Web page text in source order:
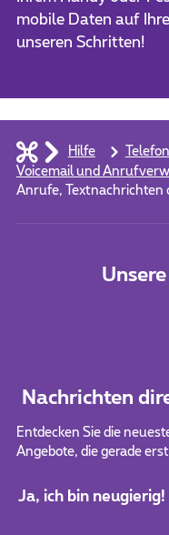
mobile Daten auf
unseren Schritten!
Hilfe
Voicemail und
Anrufe, Textnachrichten
Nachrichten
Entdecken Sie die
Angebote, die gerade
Ja, ich bin neugierig!